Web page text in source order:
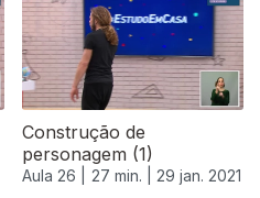
Construção de
personagem (1)
Aula 26 | 27 min. | 29 jan. 2021